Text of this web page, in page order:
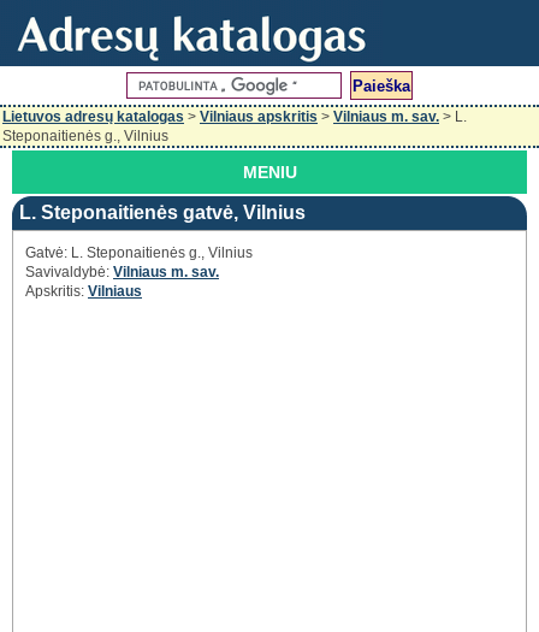
Lietuvos adresų katalogas > Vilniaus apskritis > Vilniaus m. sav. > L.
Steponaitienės g., Vilnius
MENIU
L. Steponaitienės gatvė, Vilnius
Gatvė: L. Steponaitienės g., Vilnius
Savivaldybė: Vilniaus m. sav.
Apskritis: Vilniaus